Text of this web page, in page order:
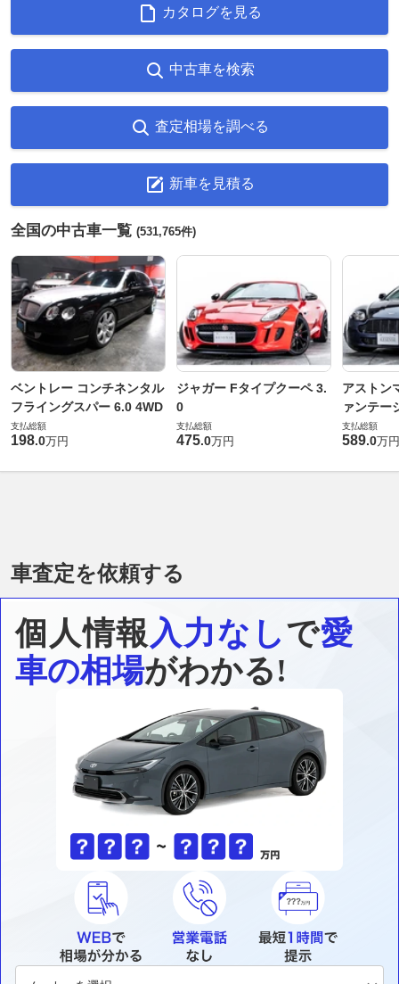
カタログを見る
中古車を検索
査定相場を調べる
新車を見積る
全国の中古車一覧 (531,765件)
ベントレー コンチネンタル
フライングスパー 6.0 4WD
支払総額
198.0万円
ジャガー Fタイプクーペ 3.
0
支払総額
475.0万円
アストン
ァンテー
支払総額
589.0万円
車査定を依頼する
個人情報入力なしで愛
車の相場がわかる!